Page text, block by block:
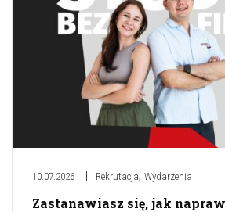
10.07.2026 Rekrutacja, Wydarzenia
Zastanawiasz się, jak